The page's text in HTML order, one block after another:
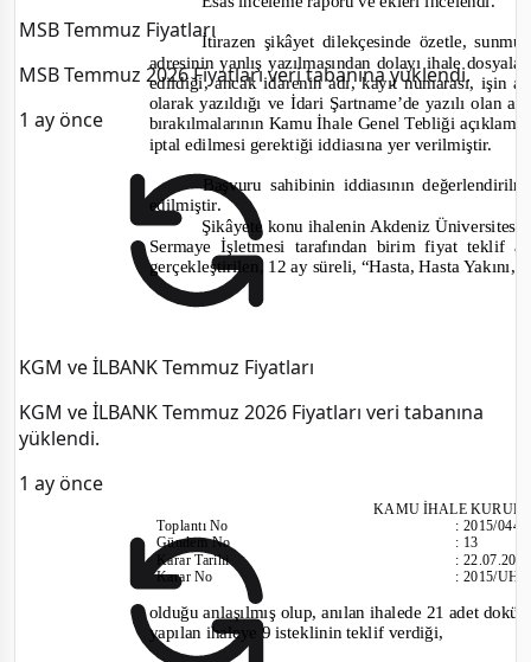
MSB Temmuz Fiyatları
MSB Temmuz 2026 Fiyatları veri tabanına yüklendi.
1 ay önce
KGM ve İLBANK Temmuz Fiyatları
KGM ve İLBANK Temmuz 2026 Fiyatları veri tabanına
yüklendi.
1 ay önce
İtirazen şikâyet dilekçesinde özetle,
adresinin yanlış yazılmasından dolayı ihale
edildiği, ancak idarenin adı, kayıt numarası,
olarak yazıldığı ve İdari Şartname’de yazılı olan
bırakılmalarının Kamu İhale Genel Tebliği
iptal edilmesi gerektiğiiddiasına yer verilmiştir.
Başvuru sahibinin iddiasının
edilmiştir.
Şikâyete konu ihalenin Akdeniz
Sermaye İşletmesi tarafından birim fiyat teklif
gerçekleştirilen, 12 ay süreli, “Hasta, Hasta
KAMU İHALE
ToplantıNo
Gündem No
Karar Tarihi
Karar No
:2015/044
: 13
:
:2015/
olduğu anlaşılmış olup, anılan ihalede 21 adet
yapılan ihaleye 9 isteklinin teklif verdiği,